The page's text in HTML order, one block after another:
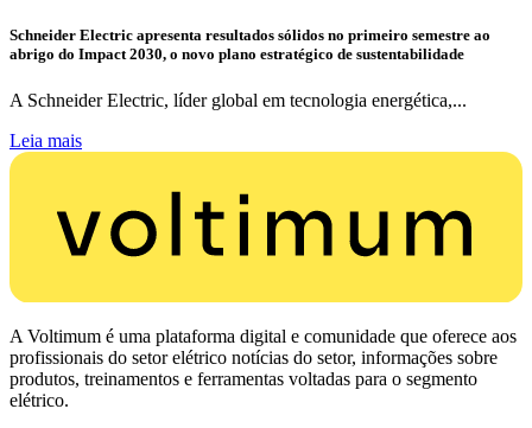
Schneider Electric apresenta resultados sólidos no primeiro semestre ao
abrigo do Impact 2030, o novo plano estratégico de sustentabilidade
A Schneider Electric, líder global em tecnologia energética,...
Leia mais
A Voltimum é uma plataforma digital e comunidade que oferece aos
profissionais do setor elétrico notícias do setor, informações sobre
produtos, treinamentos e ferramentas voltadas para o segmento
elétrico.